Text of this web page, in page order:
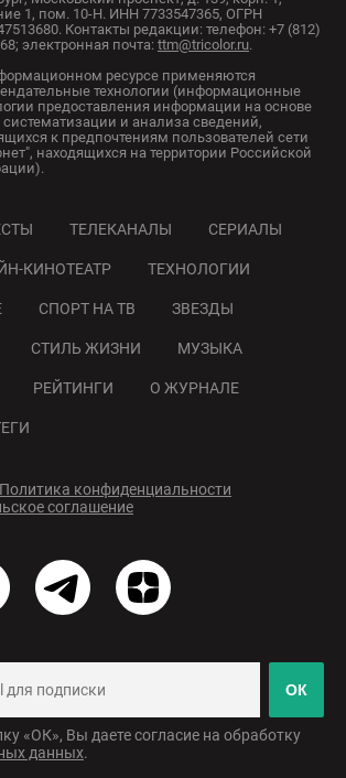
1, пом. 10-Н. ИНН 7733547365, ОГРН
Контакты редакции: телефон: +7 (812)
электронная почта: ttm@tricolor.ru.
ресурсе применяются
технологии (информационные
предоставления информации на основе
систематизации и анализа сведений,
к предпочтениям пользователей сети
находящихся на территории Российской
ТЕЛЕКАНАЛЫ СЕРИАЛЫ
КИНОТЕАТР ТЕХНОЛОГИИ
СПОРТ НА ТВ ЗВЕЗДЫ
СТИЛЬ ЖИЗНИ МУЗЫКА
РЕЙТИНГИ О ЖУРНАЛЕ
Политика конфиденциальности
соглашение
ОК
«ОК», Вы даете согласие на обработку
данных.